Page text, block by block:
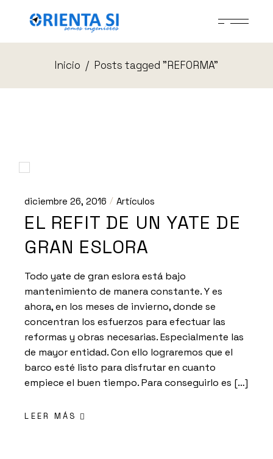
Inicio Posts tagged "REFORMA"
diciembre 26, 2016 Artículos
EL REFIT DE UN YATE DE
GRAN ESLORA
Todo yate de gran eslora está bajo
mantenimiento de manera constante. Y es
ahora, en los meses de invierno, donde se
concentran los esfuerzos para efectuar las
reformas y obras necesarias. Especialmente las
de mayor entidad. Con ello lograremos que el
barco esté listo para disfrutar en cuanto
empiece el buen tiempo. Para conseguirlo es […]
LEER MÁS